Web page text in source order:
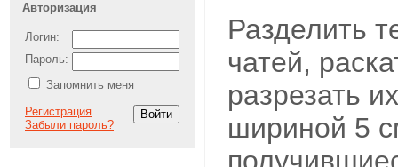
Авторизация
Логин:
Пароль:
Запомнить меня
Регистрация
Забыли пароль?
Разделить
чатей,
разрезать
шириной 5